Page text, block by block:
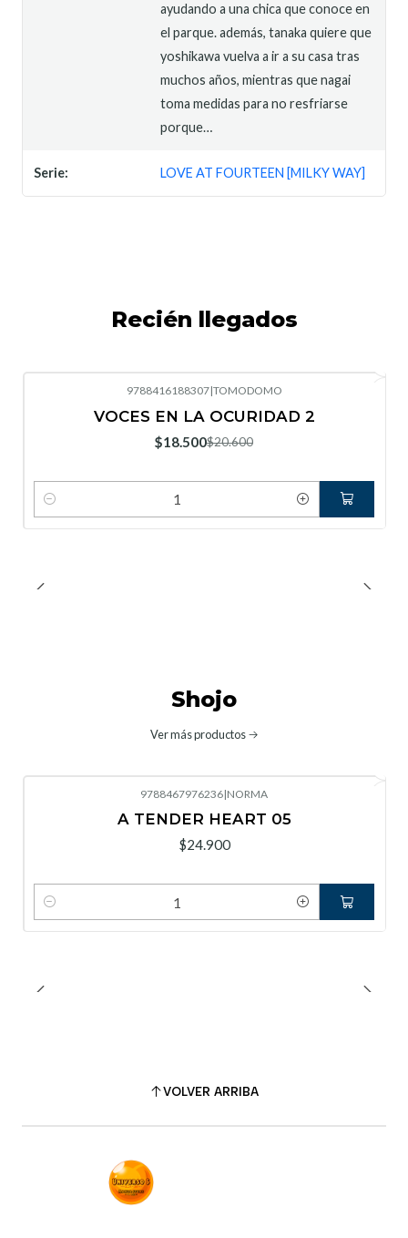
ayudando a una chica que conoce en
el parque. además, tanaka quiere que
yoshikawa vuelva a ir a su casa tras
muchos años, mientras que nagai
toma medidas para no resfriarse
porque…
Serie: LOVE AT FOURTEEN [MILKY WAY]
Recién llegados
9788416188307|TOMODOMO
VOCES EN LA OCURIDAD 2
$18.500$20.600
Cantidad
Shojo
Ver más productos
9788467976236|NORMA
A TENDER HEART 05
$24.900
Cantidad
VOLVER ARRIBA